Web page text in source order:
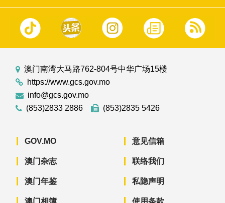
澳门南湾大马路762-804号中华广场15楼
https://www.gcs.gov.mo
info@gcs.gov.mo
(853)2833 2886
(853)2835 5426
GOV.MO
澳门杂志
澳门年鉴
澳门相簿
意见信箱
联络我们
私隐声明
使用条款